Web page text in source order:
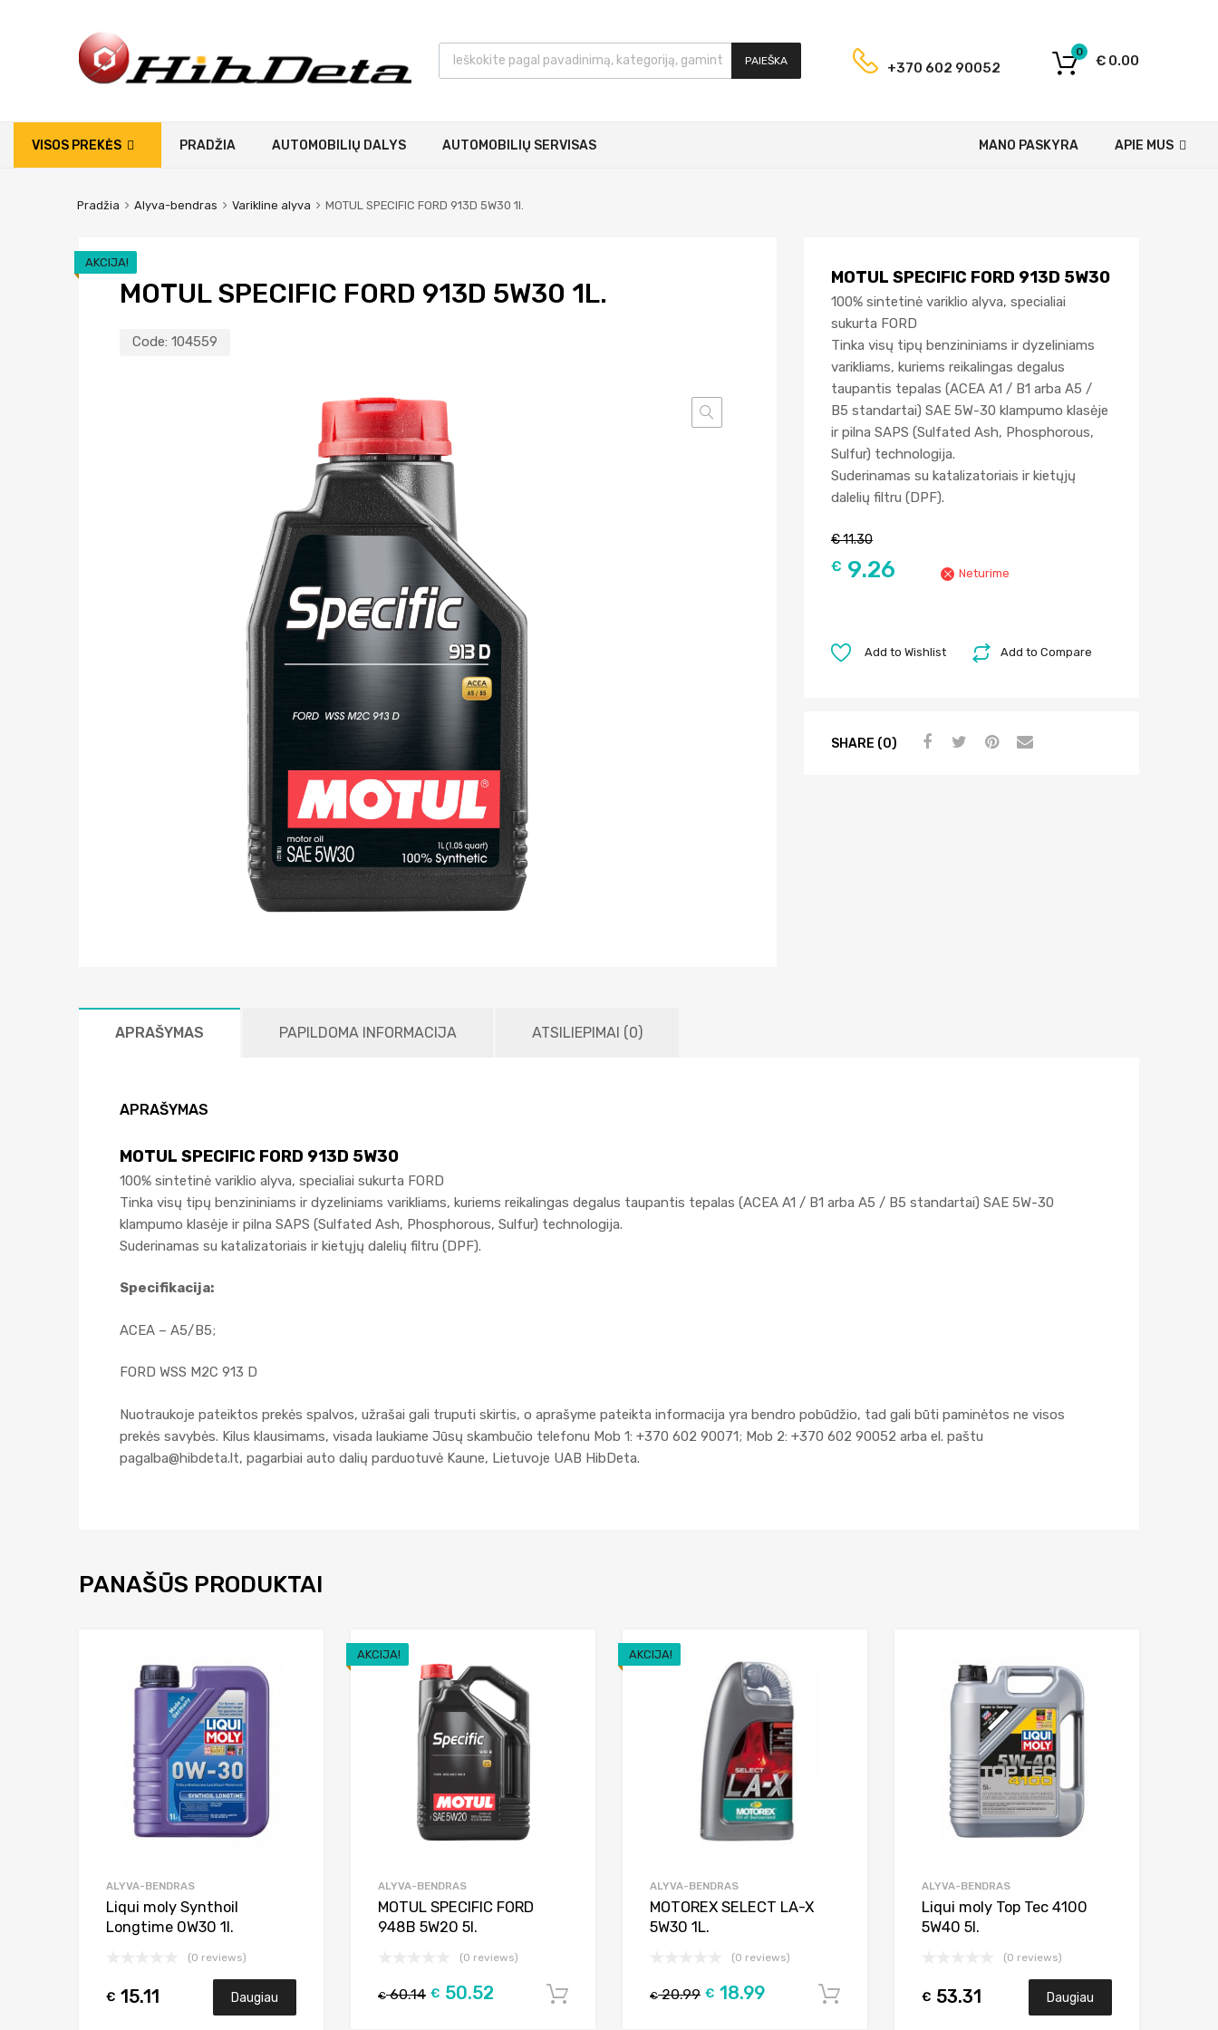
PAIEŠKA +370 602 90052 € 0.00
0
VISOS PREKĖS PRADŽIA AUTOMOBILIŲ DALYS AUTOMOBILIŲ SERVISAS APIE MUS
MANO PASKYRA
Pradžia Alyva-bendras Varikline alyva MOTUL SPECIFIC FORD 913D 5W30 1l.
MOTUL SPECIFIC FORD 913D 5W30 1L.
Code: 104559
AKCIJA!
MOTUL SPECIFIC FORD 913D 5W30
100% sintetinė variklio alyva, specialiai
sukurta FORD
Tinka visų tipų benzininiams ir dyzeliniams
varikliams, kuriems reikalingas degalus
taupantis tepalas (ACEA A1 / B1 arba A5 /
B5 standartai) SAE 5W-30 klampumo klasėje
ir pilna SAPS (Sulfated Ash, Phosphorous,
Sulfur) technologija.
Suderinamas su katalizatoriais ir kietųjų
dalelių filtru (DPF).
€11.30
€ 9.26 Neturime
Add to Compare
Add to Wishlist
SHARE (0)
APRAŠYMAS PAPILDOMA INFORMACIJA ATSILIEPIMAI (0)
APRAŠYMAS
MOTUL SPECIFIC FORD 913D 5W30
100% sintetinė variklio alyva, specialiai sukurta FORD
Tinka visų tipų benzininiams ir dyzeliniams varikliams, kuriems reikalingas degalus taupantis tepalas (ACEA A1 / B1 arba A5 / B5 standartai) SAE 5W-30
klampumo klasėje ir pilna SAPS (Sulfated Ash, Phosphorous, Sulfur) technologija.
Suderinamas su katalizatoriais ir kietųjų dalelių filtru (DPF).
Specifikacija:
ACEA – A5/B5;
FORD WSS M2C 913 D
Nuotraukoje pateiktos prekės spalvos, užrašai gali truputi skirtis, o aprašyme pateikta informacija yra bendro pobūdžio, tad gali būti paminėtos ne visos
prekės savybės. Kilus klausimams, visada laukiame Jūsų skambučio telefonu Mob 1: +370 602 90071; Mob 2: +370 602 90052 arba el. paštu
pagalba@hibdeta.lt, pagarbiai auto dalių parduotuvė Kaune, Lietuvoje UAB HibDeta.
PANAŠŪS PRODUKTAI
Add to Wishlist
ALYVA-BENDRAS
Liqui moly Synthoil
Longtime 0W30 1l.
(0 reviews)
€ 15.11 Daugiau
AKCIJA!
Add to Wishlist
ALYVA-BENDRAS
MOTUL SPECIFIC FORD
948B 5W20 5l.
(0 reviews)
€60.14 € 50.52 Į krepšelį
AKCIJA!
ALYVA-BENDRAS
MOTOREX SELECT LA-X
5W30 1L.
(0 reviews)
€20.99 € 18.99 Į krepšelį
ALYVA-BENDRAS
Liqui moly Top Tec 4100
5W40 5l.
(0 reviews)
€ 53.31 Daugiau